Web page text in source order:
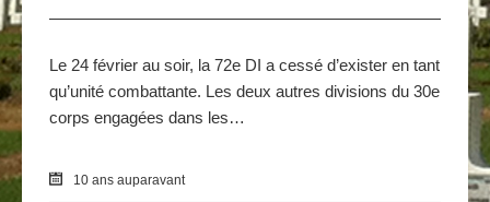
Le 24 février au soir, la 72e DI a cessé d’exister en tant
qu’unité combattante. Les deux autres divisions du 30e
corps engagées dans les…
10 ans auparavant